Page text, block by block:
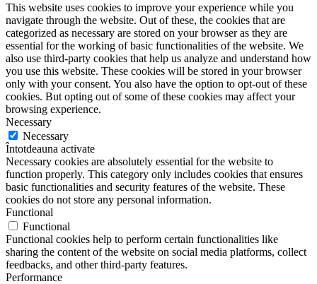
This website uses cookies to improve your experience while you
navigate through the website. Out of these, the cookies that are
categorized as necessary are stored on your browser as they are
essential for the working of basic functionalities of the website. We
also use third-party cookies that help us analyze and understand how
you use this website. These cookies will be stored in your browser
only with your consent. You also have the option to opt-out of these
cookies. But opting out of some of these cookies may affect your
browsing experience.
Necessary
Necessary
Întotdeauna activate
Necessary cookies are absolutely essential for the website to
function properly. This category only includes cookies that ensures
basic functionalities and security features of the website. These
cookies do not store any personal information.
Functional
Functional
Functional cookies help to perform certain functionalities like
sharing the content of the website on social media platforms, collect
feedbacks, and other third-party features.
Performance